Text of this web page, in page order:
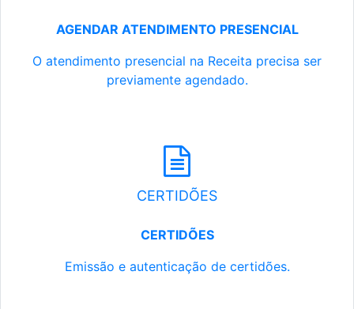
AGENDAR ATENDIMENTO PRESENCIAL
O atendimento presencial na Receita precisa ser
previamente agendado.
CERTIDÕES
CERTIDÕES
Emissão e autenticação de certidões.